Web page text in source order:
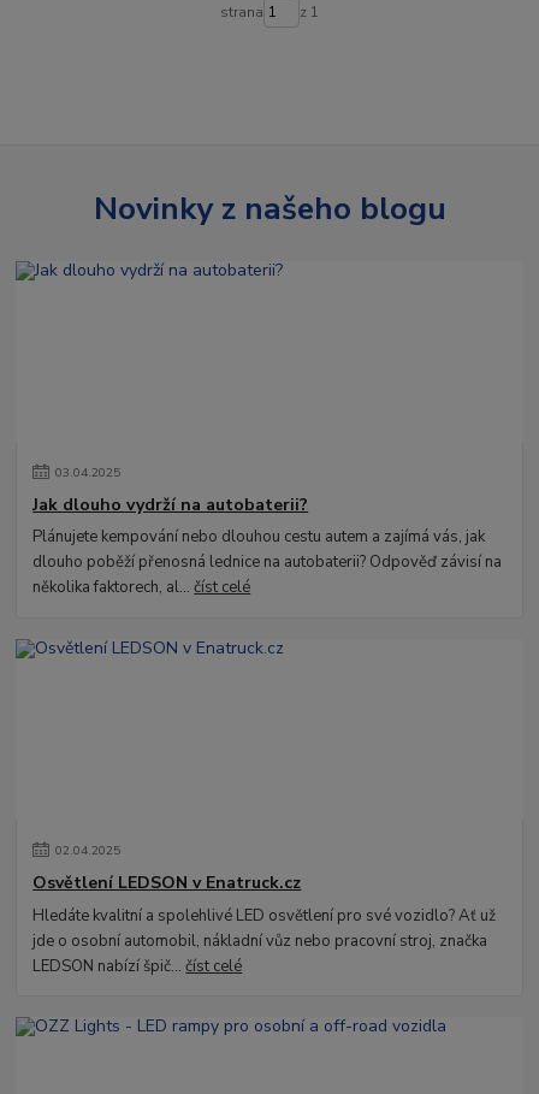
strana z 1
Novinky z našeho blogu
03.04.2025
Jak dlouho vydrží na autobaterii?
Plánujete kempování nebo dlouhou cestu autem a zajímá vás, jak
dlouho poběží přenosná lednice na autobaterii? Odpověď závisí na
několika faktorech, al...číst celé
02.04.2025
Osvětlení LEDSON v Enatruck.cz
Hledáte kvalitní a spolehlivé LED osvětlení pro své vozidlo? Ať už
jde o osobní automobil, nákladní vůz nebo pracovní stroj, značka
LEDSON nabízí špič...číst celé